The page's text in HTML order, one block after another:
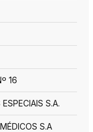
16
S.A.
S.A